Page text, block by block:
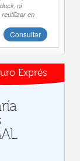
ni
en
Consultar
Exprés